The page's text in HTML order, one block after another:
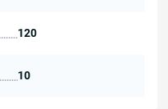
120
10